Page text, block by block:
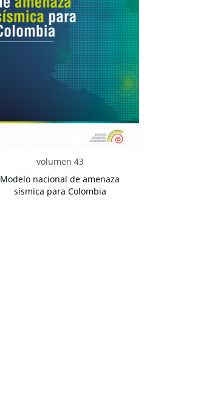
volumen 43
Modelo nacional de amenaza
sísmica para Colombia